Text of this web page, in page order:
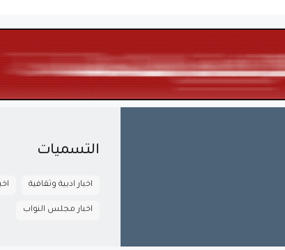
التسميات
اخبار ادبية وثقافية
اخبار مجلس النواب